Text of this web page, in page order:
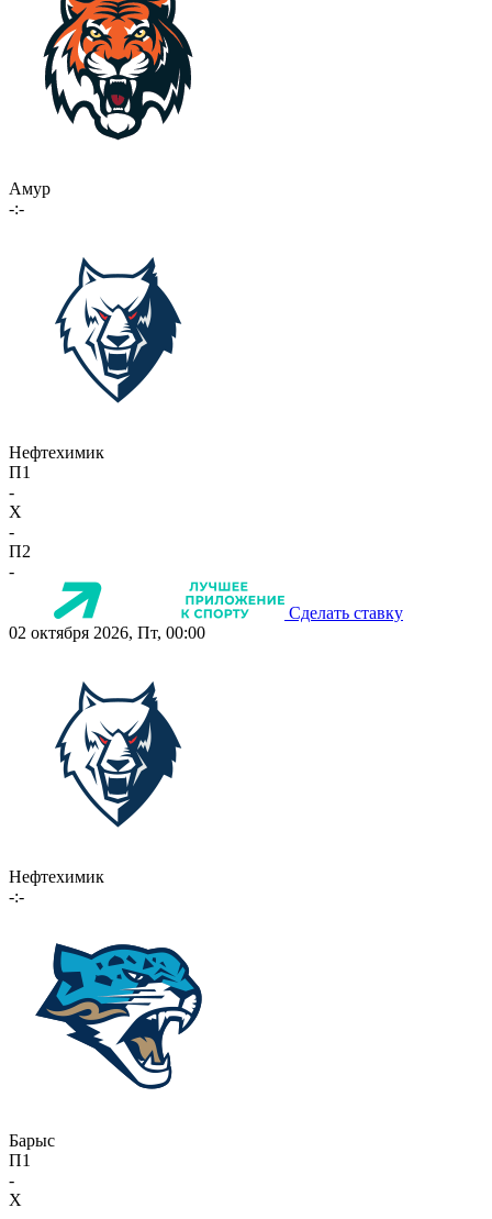
Амур
-:-
Нефтехимик
П1
-
X
-
П2
-
Сделать ставку
02 октября 2026, Пт, 00:00
Нефтехимик
-:-
Барыс
П1
-
X